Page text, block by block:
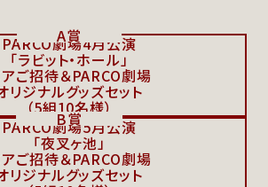
A賞
PARCO劇場4月公演
「ラビット・ホール」
ご招待＆PARCO劇場
リジナルグッズセット
（5組10名様）
B賞
PARCO劇場5月公演
「夜叉ヶ池」
ご招待＆PARCO劇場
リジナルグッズセット